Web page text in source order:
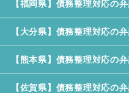
【福岡県】債務整理対応の
【大分県】債務整理対応の
【熊本県】債務整理対応の
【佐賀県】債務整理対応の